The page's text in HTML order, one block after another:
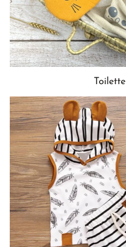
Toilette